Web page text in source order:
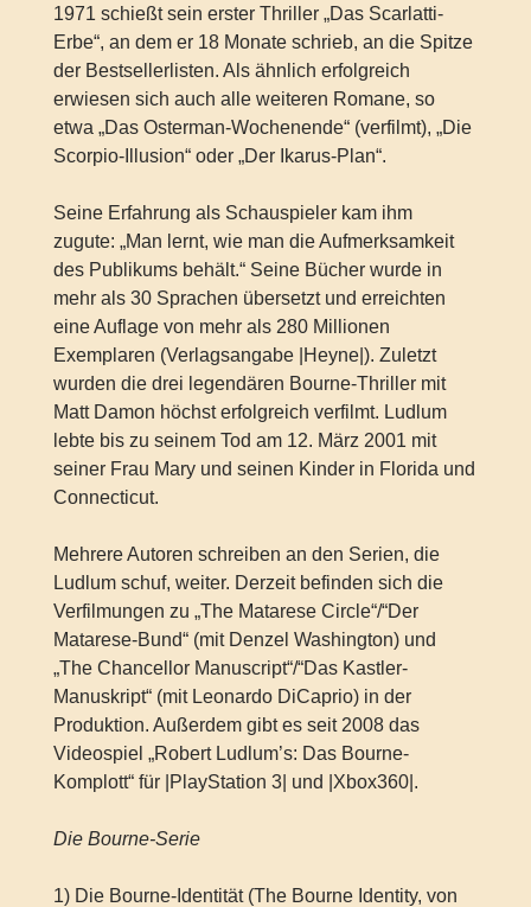
1971 schießt sein erster Thriller „Das Scarlatti-
Erbe“, an dem er 18 Monate schrieb, an die Spitze
der Bestsellerlisten. Als ähnlich erfolgreich
erwiesen sich auch alle weiteren Romane, so
etwa „Das Osterman-Wochenende“ (verfilmt), „Die
Scorpio-Illusion“ oder „Der Ikarus-Plan“.
Seine Erfahrung als Schauspieler kam ihm
zugute: „Man lernt, wie man die Aufmerksamkeit
des Publikums behält.“ Seine Bücher wurde in
mehr als 30 Sprachen übersetzt und erreichten
eine Auflage von mehr als 280 Millionen
Exemplaren (Verlagsangabe |Heyne|). Zuletzt
wurden die drei legendären Bourne-Thriller mit
Matt Damon höchst erfolgreich verfilmt. Ludlum
lebte bis zu seinem Tod am 12. März 2001 mit
seiner Frau Mary und seinen Kinder in Florida und
Connecticut.
Mehrere Autoren schreiben an den Serien, die
Ludlum schuf, weiter. Derzeit befinden sich die
Verfilmungen zu „The Matarese Circle“/“Der
Matarese-Bund“ (mit Denzel Washington) und
„The Chancellor Manuscript“/“Das Kastler-
Manuskript“ (mit Leonardo DiCaprio) in der
Produktion. Außerdem gibt es seit 2008 das
Videospiel „Robert Ludlum’s: Das Bourne-
Komplott“ für |PlayStation 3| und |Xbox360|.
Die Bourne-Serie
1) Die Bourne-Identität (The Bourne Identity, von